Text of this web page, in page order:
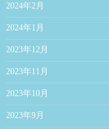
2024年2月
2024年1月
2023年12月
2023年11月
2023年10月
2023年9月